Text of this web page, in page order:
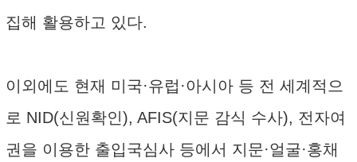
집해 활용하고 있다.
이외에도 현재 미국·유럽·아시아 등 전 세계적으
로 NID(신원확인), AFIS(지문 감식 수사), 전자여
권을 이용한 출입국심사 등에서 지문·얼굴·홍채